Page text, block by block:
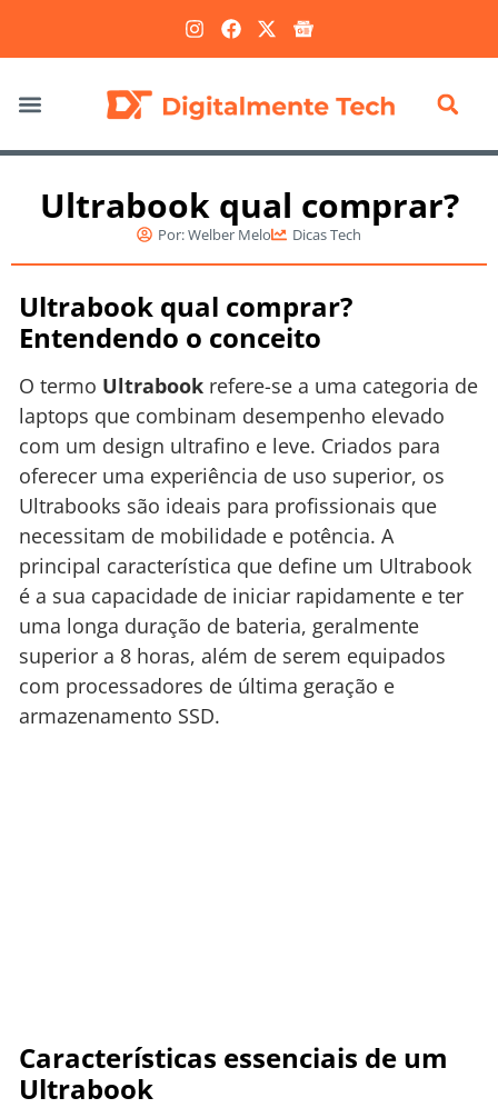
Ultrabook qual comprar?
Por:Welber Melo Dicas Tech
Ultrabook qual comprar?
Entendendo o conceito
O termo Ultrabook refere-se a uma categoria de
laptops que combinam desempenho elevado
com um design ultrafino e leve. Criados para
oferecer uma experiência de uso superior, os
Ultrabooks são ideais para profissionais que
necessitam de mobilidade e potência. A
principal característica que define um Ultrabook
é a sua capacidade de iniciar rapidamente e ter
uma longa duração de bateria, geralmente
superior a 8 horas, além de serem equipados
com processadores de última geração e
armazenamento SSD.
Características essenciais de um
Ultrabook